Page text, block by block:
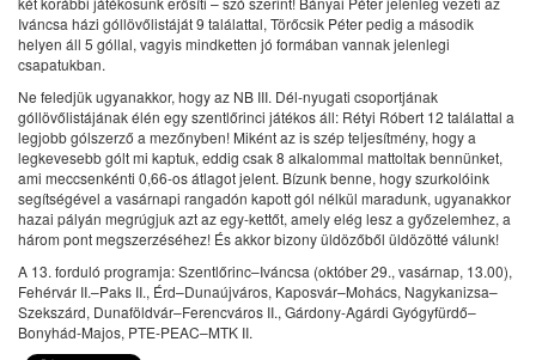
Iváncsa házi góllövőlistáját 9 találattal, Törőcsik Péter pedig a második
helyen áll 5 góllal, vagyis mindketten jó formában vannak jelenlegi
csapatukban.
Ne feledjük ugyanakkor, hogy az NB III. Dél-nyugati csoportjának
góllövőlistájának élén egy szentlőrinci játékos áll: Rétyi Róbert 12 találattal a
legjobb gólszerző a mezőnyben! Miként az is szép teljesítmény, hogy a
legkevesebb gólt mi kaptuk, eddig csak 8 alkalommal mattoltak bennünket,
ami meccsenkénti 0,66-os átlagot jelent. Bízunk benne, hogy szurkolóink
segítségével a vasárnapi rangadón kapott gól nélkül maradunk, ugyanakkor
hazai pályán megrúgjuk azt az egy-kettőt, amely elég lesz a győzelemhez, a
három pont megszerzéséhez! És akkor bizony üldözőből üldözötté válunk!
A 13. forduló programja: Szentlőrinc–Iváncsa (október 29., vasárnap, 13.00),
Fehérvár II.–Paks II., Érd–Dunaújváros, Kaposvár–Mohács, Nagykanizsa–
Szekszárd, Dunaföldvár–Ferencváros II., Gárdony-Agárdi Gyógyfürdő–
Bonyhád-Majos, PTE-PEAC–MTK II.